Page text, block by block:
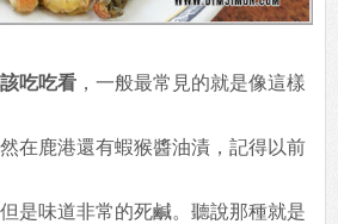
吃吃看 ，一般最常見的就是像這樣
在鹿港還有蝦猴醬油漬，記得以前
是味道非常的死鹹。聽說那種就是